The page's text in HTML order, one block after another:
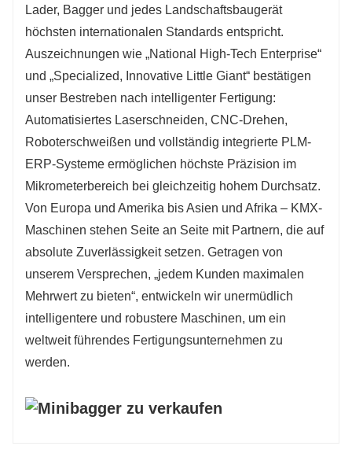
Lader, Bagger und jedes Landschaftsbaugerät
höchsten internationalen Standards entspricht.
Auszeichnungen wie „National High-Tech Enterprise“
und „Specialized, Innovative Little Giant“ bestätigen
unser Bestreben nach intelligenter Fertigung:
Automatisiertes Laserschneiden, CNC-Drehen,
Roboterschweißen und vollständig integrierte PLM-
ERP-Systeme ermöglichen höchste Präzision im
Mikrometerbereich bei gleichzeitig hohem Durchsatz.
Von Europa und Amerika bis Asien und Afrika – KMX-
Maschinen stehen Seite an Seite mit Partnern, die auf
absolute Zuverlässigkeit setzen. Getragen von
unserem Versprechen, „jedem Kunden maximalen
Mehrwert zu bieten“, entwickeln wir unermüdlich
intelligentere und robustere Maschinen, um ein
weltweit führendes Fertigungsunternehmen zu
werden.